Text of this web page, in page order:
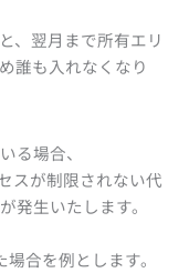
、翌月まで所有エリ
誰も入れなくなり
る場合、
スが制限されない代
発生いたします。
合を例とします。